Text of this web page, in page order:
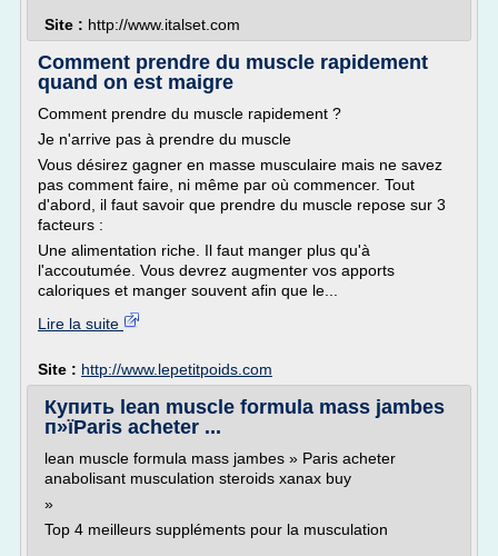
Site : http://www.italset.com
Comment prendre du muscle rapidement
quand on est maigre
Comment prendre du muscle rapidement ?
Je n'arrive pas à prendre du muscle
Vous désirez gagner en masse musculaire mais ne savez
pas comment faire, ni même par où commencer. Tout
d'abord, il faut savoir que prendre du muscle repose sur 3
facteurs :
Une alimentation riche. Il faut manger plus qu'à
l'accoutumée. Vous devrez augmenter vos apports
caloriques et manger souvent afin que le...
Lire la suite
Site : http://www.lepetitpoids.com
Купить lean muscle formula mass jambes
п»їParis acheter ...
lean muscle formula mass jambes » Paris acheter
anabolisant musculation steroids xanax buy
»
Top 4 meilleurs suppléments pour la musculation